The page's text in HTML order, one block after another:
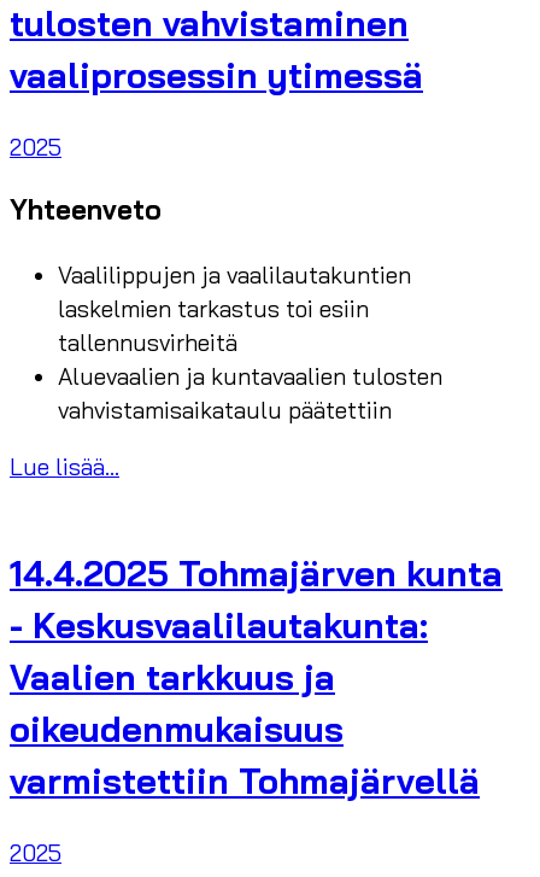
tulosten vahvistaminen
vaaliprosessin ytimessä
2025
Yhteenveto
Vaalilippujen ja vaalilautakuntien
laskelmien tarkastus toi esiin
tallennusvirheitä
Aluevaalien ja kuntavaalien tulosten
vahvistamisaikataulu päätettiin
Lue lisää...
14.4.2025 Tohmajärven kunta
- Keskusvaalilautakunta:
Vaalien tarkkuus ja
oikeudenmukaisuus
varmistettiin Tohmajärvellä
2025